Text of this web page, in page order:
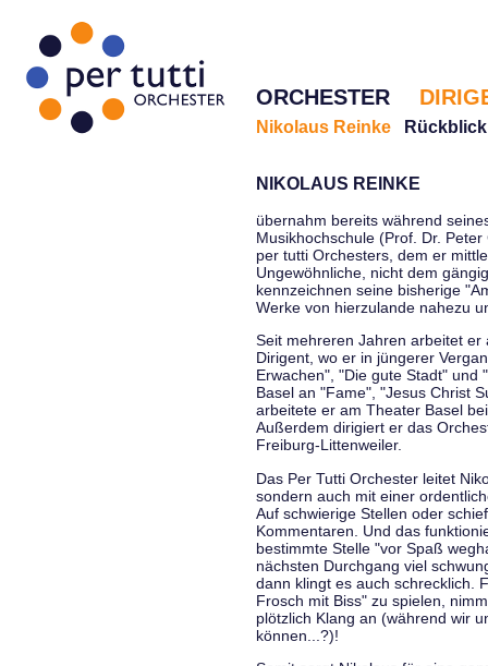
ORCHESTER
Nikolaus Reinke Rückblick
NIKOLAUS REINKE
übernahm bereits während
Musikhochschule (Prof. Dr.
per tutti Orchesters, dem er
Ungewöhnliche, nicht dem
kennzeichnen seine bisherige
Werke von hierzulande nahezu
Seit mehreren Jahren arbeitet
Dirigent, wo er in jüngerer
Erwachen", "Die gute Stadt" und
Basel an "Fame", "Jesus Christ
arbeitete er am Theater Basel
Außerdem dirigiert er das
Freiburg-Littenweiler.
Das Per Tutti Orchester leitet
sondern auch mit einer
Auf schwierige Stellen oder
Kommentaren. Und das
bestimmte Stelle "vor Spaß
nächsten Durchgang viel
dann klingt es auch schrecklich.
Frosch mit Biss" zu spielen,
plötzlich Klang an (während wir
können...?)!